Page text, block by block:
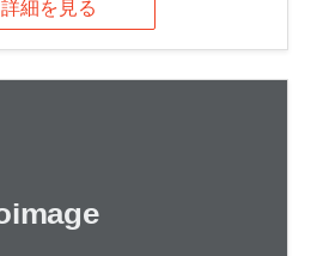
詳細を見る